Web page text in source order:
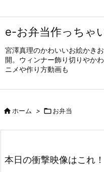
e-お弁当作っちゃ
宮澤真理のかわいいお絵かき
開。ウィンナー飾り切りやか
ニメや作り方動画も
ホーム > お弁当
本日の衝撃映像はこれ